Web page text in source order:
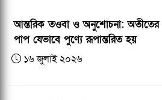
কুবির ইংরেজি
মাস্টার্সের ১৮তম
আন্তরিক তওবা ও অনুশোচনা: অতীতের
পাপ যেভাবে পুণ্যে রূপান্তরিত হয়
১৬ জুলাই ২০২৬